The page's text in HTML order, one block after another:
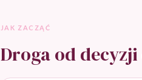
JAK ZACZĄĆ
Droga od